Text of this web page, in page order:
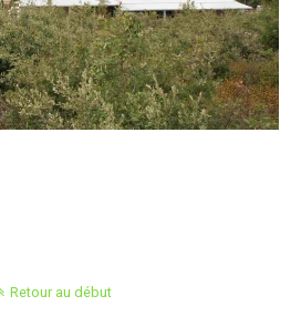
Retour au début